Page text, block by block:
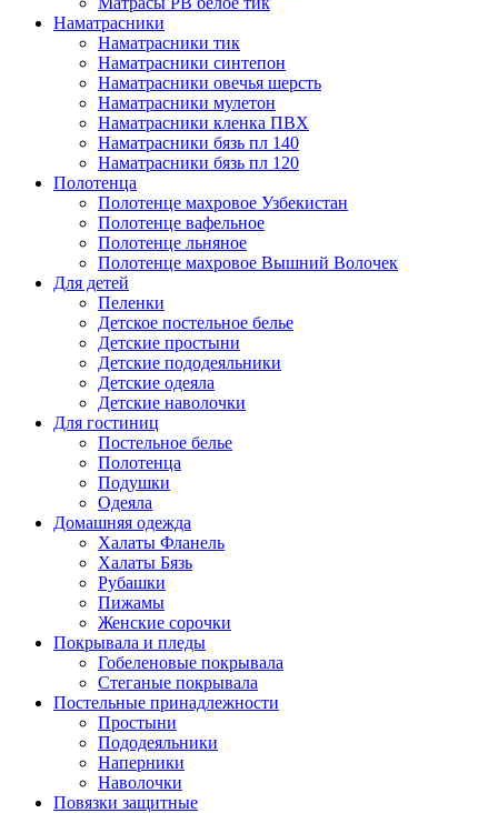
Наматрасники
Наматрасники тик
Наматрасники синтепон
Наматрасники овечья шерсть
Наматрасники мулетон
Наматрасники кленка ПВХ
Наматрасники бязь пл 140
Наматрасники бязь пл 120
Полотенца
Полотенце махровое Узбекистан
Полотенце вафельное
Полотенце льняное
Полотенце махровое Вышний Волочек
Для детей
Пеленки
Детское постельное белье
Детские простыни
Детские пододеяльники
Детские одеяла
Детские наволочки
Для гостиниц
Постельное белье
Полотенца
Подушки
Одеяла
Домашняя одежда
Халаты Фланель
Халаты Бязь
Рубашки
Пижамы
Женские сорочки
Покрывала и пледы
Гобеленовые покрывала
Стеганые покрывала
Постельные принадлежности
Простыни
Пододеяльники
Наперники
Наволочки
Повязки защитные